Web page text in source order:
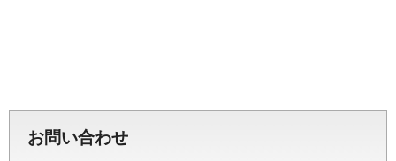
お問い合わせ